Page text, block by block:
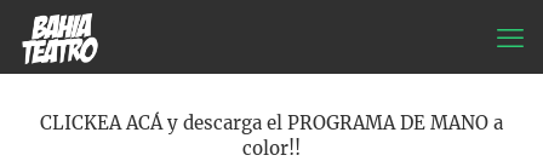
CLICKEA ACÁ y descarga el PROGRAMA DE MANO a
color!!